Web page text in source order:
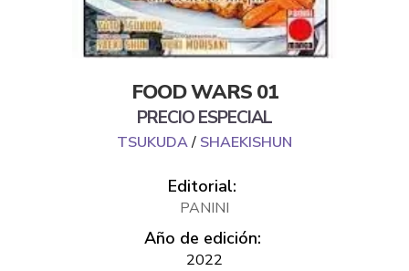
FOOD WARS 01
PRECIO ESPECIAL
TSUKUDA/ SHAEKISHUN
Editorial:
PANINI
Año de edición:
2022